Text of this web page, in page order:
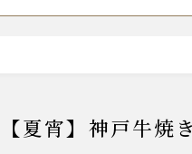
【夏宵】神戸